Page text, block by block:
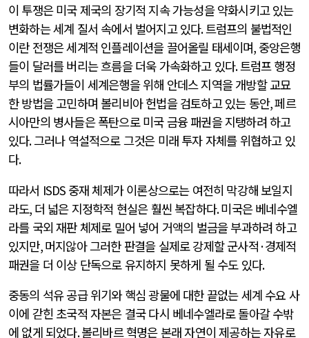
이 투쟁은 미국 제국의 장기적 지속 가능성을 약화시키고 있는
변화하는 세계 질서 속에서 벌어지고 있다.트럼프의 불법적인
이란 전쟁은 세계적 인플레이션을 끌어올릴 태세이며, 중앙은행
들이 달러를 버리는 흐름을 더욱 가속화하고 있다.트럼프 행정
부의 법률가들이 세계은행을 위해 안데스 지역을 개방할 교묘
한 방법을 고민하며 볼리비아 헌법을 검토하고 있는 동안,페르
시아만의 병사들은 폭탄으로 미국 금융 패권을 지탱하려 하고
있다.그러나 역설적으로 그것은 미래 투자 자체를 위협하고 있
다.
따라서 ISDS 중재 체제가 이론상으로는 여전히 막강해 보일지
라도, 더 넓은 지정학적 현실은 훨씬 복잡하다.미국은 베네수엘
라를 국외 재판 체제로 밀어 넣어 거액의 벌금을 부과하려 하고
있지만,머지않아 그러한 판결을 실제로 강제할 군사적 ·경제적
패권을 더 이상 단독으로 유지하지 못하게 될 수도 있다.
중동의 석유 공급 위기와 핵심 광물에 대한 끝없는 세계 수요 사
이에 갇힌 초국적 자본은 결국 다시 베네수엘라로 돌아갈 수밖
에 없게 되었다.볼리바르 혁명은 본래 자연이 제공하는 자유로